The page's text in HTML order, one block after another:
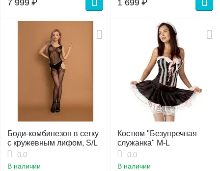
7 999 ₽ 1 699 ₽
Боди-комбинезон в сетку
с кружевным лифом, S/L
0.0
В наличии
Костюм "Безупречная
служанка" M-L
0.0
В наличии